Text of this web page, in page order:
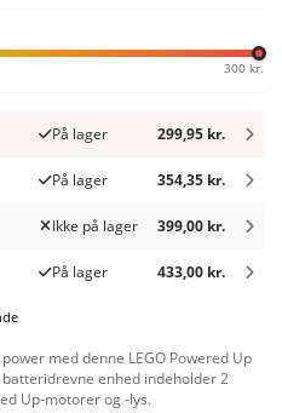
300 kr.
På lager 299,95 kr.
På lager 354,35 kr.
Ikke på lager 399,00 kr.
På lager 433,00 kr.
med denne LEGO Powered Up
enhed indeholder 2
Up-motorer og -lys.